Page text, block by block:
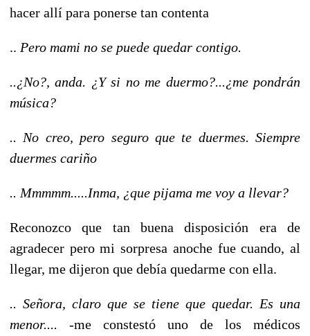
hacer allí para ponerse tan contenta
.. Pero mami no se puede quedar contigo.
..¿No?, anda. ¿Y si no me duermo?...¿me pondrán
música?
.. No creo, pero seguro que te duermes. Siempre
duermes cariño
.. Mmmmm.....Inma, ¿que pijama me voy a llevar?
Reconozco que tan buena disposición era de
agradecer pero mi sorpresa anoche fue cuando, al
llegar, me dijeron que debía quedarme con ella.
.. Señora, claro que se tiene que quedar. Es una
menor.... -me constestó uno de los médicos